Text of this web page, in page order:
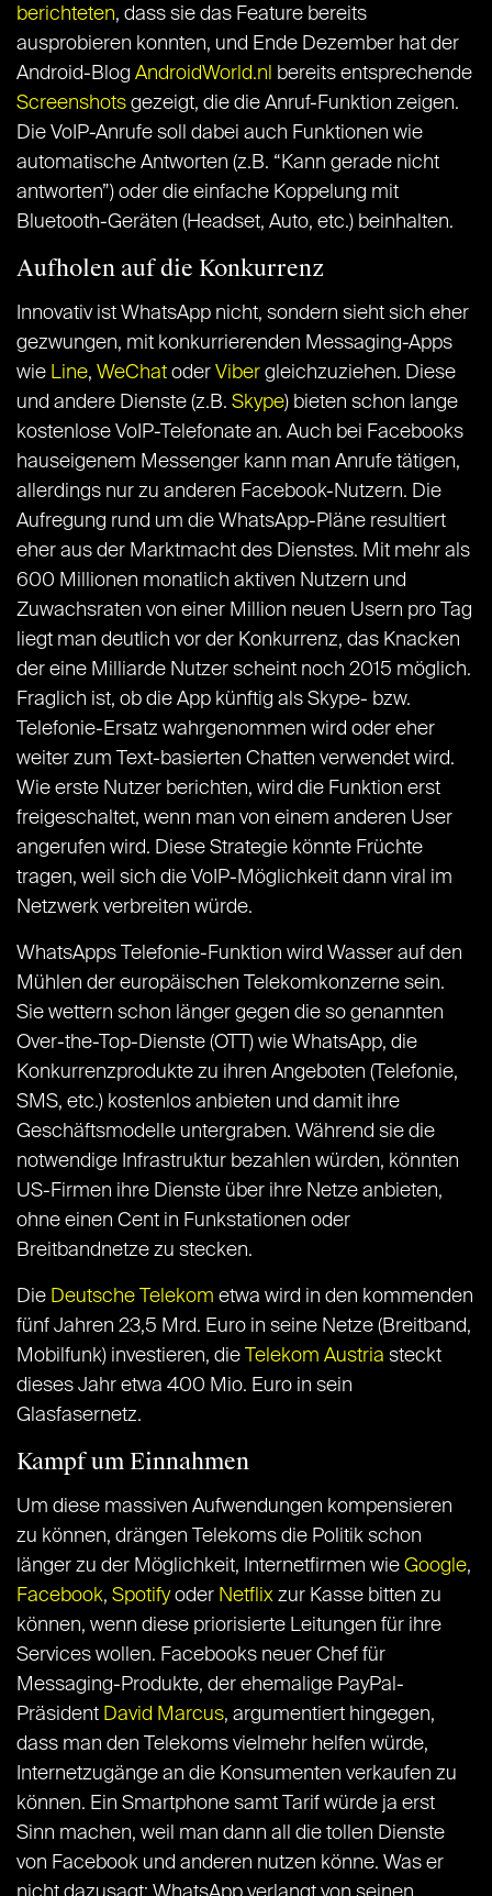
berichteten, dass sie das Feature bereits
ausprobieren konnten, und Ende Dezember hat der
Android-Blog AndroidWorld.nl
bereits entsprechende
Screenshots gezeigt, die die Anruf-Funktion zeigen.
Die VoIP-Anrufe soll dabei auch Funktionen wie
automatische Antworten (z.B. “Kann gerade nicht
antworten”) oder die einfache Koppelung mit
Bluetooth-Geräten (Headset, Auto, etc.) beinhalten.
Aufholen auf die Konkurrenz
Innovativ ist WhatsApp nicht, sondern sieht sich eher
gezwungen, mit konkurrierenden Messaging-Apps
wie Line, WeChat oder Viber gleichzuziehen. Diese
und andere Dienste (z.B. Skype) bieten schon lange
kostenlose VoIP-Telefonate an. Auch bei Facebooks
hauseigenem Messenger kann man Anrufe tätigen,
allerdings nur zu anderen Facebook-Nutzern. Die
Aufregung rund um die WhatsApp-Pläne resultiert
eher aus der Marktmacht des Dienstes. Mit mehr als
600 Millionen monatlich aktiven Nutzern und
Zuwachsraten von einer Million neuen Usern pro Tag
liegt man deutlich vor der Konkurrenz, das Knacken
der eine Milliarde Nutzer scheint noch 2015 möglich.
Fraglich ist, ob die App künftig als Skype- bzw.
Telefonie-Ersatz wahrgenommen wird oder eher
weiter zum Text-basierten Chatten verwendet wird.
Wie erste Nutzer berichten, wird die Funktion erst
freigeschaltet, wenn man von einem anderen User
angerufen wird. Diese Strategie könnte Früchte
tragen, weil sich die VoIP-Möglichkeit dann viral im
Netzwerk verbreiten würde.
WhatsApps Telefonie-Funktion wird Wasser auf den
Mühlen der europäischen Telekomkonzerne sein.
Sie wettern schon länger gegen die so genannten
Over-the-Top-Dienste (OTT) wie WhatsApp, die
Konkurrenzprodukte zu ihren Angeboten (Telefonie,
SMS, etc.) kostenlos anbieten und damit ihre
Geschäftsmodelle untergraben. Während sie die
notwendige Infrastruktur bezahlen würden, könnten
US-Firmen ihre Dienste über ihre Netze anbieten,
ohne einen Cent in Funkstationen oder
Breitbandnetze zu stecken.
Die Deutsche Telekom etwa wird in den kommenden
fünf Jahren 23,5 Mrd. Euro in seine Netze (Breitband,
Mobilfunk) investieren, die
Telekom Austria steckt
dieses Jahr etwa 400 Mio. Euro in sein
Glasfasernetz.
Kampf um Einnahmen
Um diese massiven Aufwendungen kompensieren
zu können, drängen Telekoms die Politik schon
länger zu der Möglichkeit, Internetfirmen wie Google,
Facebook, Spotifyoder Netflix zur Kasse bitten zu
können, wenn diese priorisierte Leitungen für ihre
Services wollen. Facebooks neuer Chef für
Messaging-Produkte, der ehemalige PayPal-
Präsident David Marcus, argumentiert hingegen,
dass man den Telekoms vielmehr helfen würde,
Internetzugänge an die Konsumenten verkaufen zu
können. Ein Smartphone samt Tarif würde ja erst
Sinn machen, weil man dann all die tollen Dienste
von Facebook und anderen nutzen könne. Was er